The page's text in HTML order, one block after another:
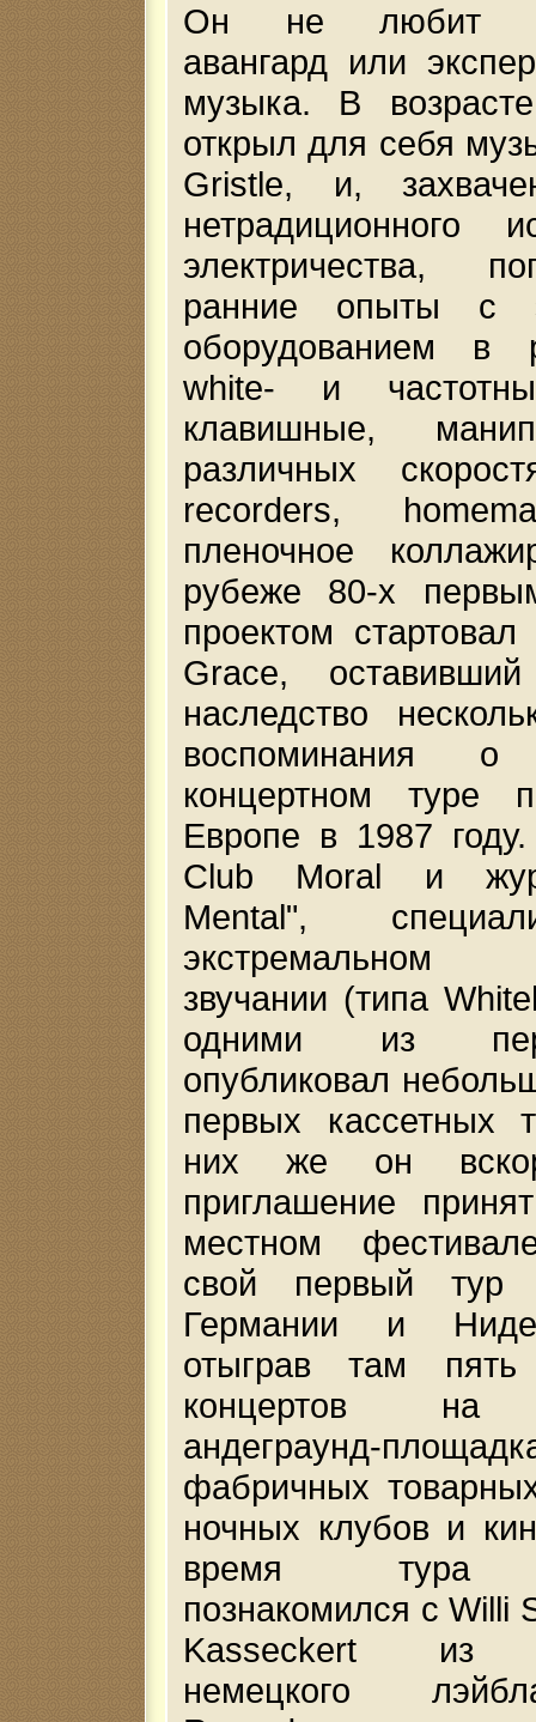
Он не любит
авангард или
музыка. В
открыл для себя
Gristle, и,
нетрадиционного
электричества,
ранние опыты с
оборудованием в
white- и
клавишные,
различных
recorders,
пленочное
рубеже 80-х
проектом
Grace,
наследство
воспоминания о
концертном туре
Европе в 1987 году.
Club Moral и
Mental",
экстремальном
звучании (типа
одними из
опубликовал
первых кассетных
них же он
приглашение
местном
свой первый тур
Германии и
отыграв там
концертов на
андеграунд-
фабричных
ночных клубов и
время тура
познакомился с Willi
Kasseckert из
немецкого